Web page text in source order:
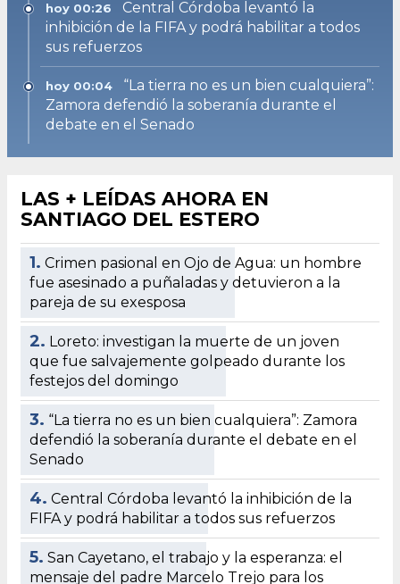
hoy 00:26
Central Córdoba levantó la
inhibición de la FIFA y podrá habilitar a todos
sus refuerzos
hoy 00:04
“La tierra no es un bien cualquiera”:
Zamora defendió la soberanía durante el
debate en el Senado
LAS + LEÍDAS AHORA EN
SANTIAGO DEL ESTERO
1. Crimen pasional en Ojo de Agua: un hombre
fue asesinado a puñaladas y detuvieron a la
pareja de su exesposa
2. Loreto: investigan la muerte de un joven
que fue salvajemente golpeado durante los
festejos del domingo
3. “La tierra no es un bien cualquiera”: Zamora
defendió la soberanía durante el debate en el
Senado
4. Central Córdoba levantó la inhibición de la
FIFA y podrá habilitar a todos sus refuerzos
5. San Cayetano, el trabajo y la esperanza: el
mensaje del padre Marcelo Trejo para los